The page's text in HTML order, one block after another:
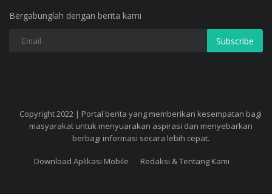
Bergabunglah dengan berita kami
Subscribe
Copyright 2022 | Portal berita yang memberikan kesempatan bagi
masyarakat untuk menyuarakan aspirasi dan menyebarkan
berbagi informasi secara lebih cepat.
Download Aplikasi Mobile Redaksi & Tentang Kami